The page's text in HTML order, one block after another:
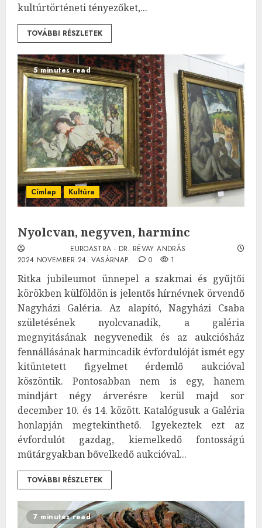
kultúrtörténeti tényezőket,...
TOVÁBBI RÉSZLETEK
5 minutes read
Címlap Kultúra
Nyolcvan, negyven, harminc
EUROASTRA - DR. RÉVAY ANDRÁS
2024.NOVEMBER.24. VASÁRNAP.
0 1
Ritka jubileumot ünnepel a szakmai és gyűjtői
körökben külföldön is jelentős hírnévnek örvendő
Nagyházi Galéria. Az alapító, Nagyházi Csaba
születésének nyolcvanadik, a galéria
megnyitásának negyvenedik és az aukciósház
fennállásának harmincadik évfordulóját ismét egy
kitüntetett figyelmet érdemlő aukcióval
köszöntik. Pontosabban nem is egy, hanem
mindjárt négy árverésre kerül majd sor
december 10. és 14. között. Katalógusuk a Galéria
honlapján megtekinthető. Igyekeztek ezt az
évfordulót gazdag, kiemelkedő fontosságú
műtárgyakban bővelkedő aukcióval...
TOVÁBBI RÉSZLETEK
7 minutes read